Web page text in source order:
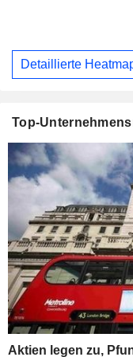
Detaillierte
Top-
Aktien legen zu,